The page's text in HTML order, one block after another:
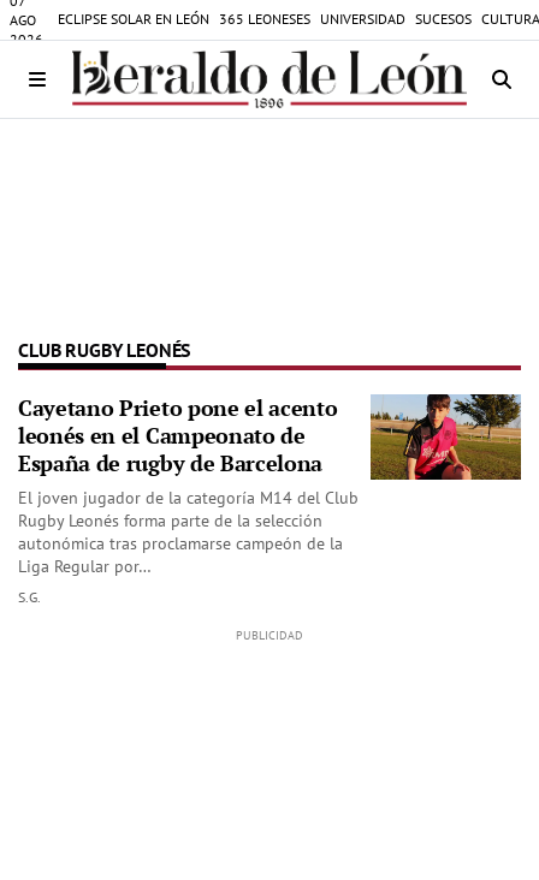
AGO
2026
ECLIPSE SOLAR EN LEÓN 365 LEONESES UNIVERSIDAD SUCESOS
CLUB RUGBY LEONÉS
Cayetano Prieto pone el acento
leonés en el Campeonato de
España de rugby de Barcelona
El joven jugador de la categoría M14 del Club
Rugby Leonés forma parte de la selección
autonómica tras proclamarse campeón de la
Liga Regular por…
S.G.